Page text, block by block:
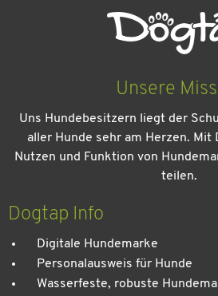
Kein Urlaub ohne meinen
Unsere
Uns Hundebesitzern liegt der
aller Hunde sehr am Herzen. Mit
Nutzen und Funktion von
teilen.
Dogtap Info
Digitale Hundemarke
Personalausweis für Hunde
Wasserfeste, robuste